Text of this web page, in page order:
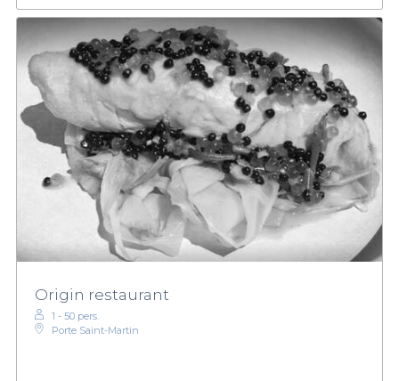
Origin restaurant
1 - 50 pers.
Porte Saint-Martin